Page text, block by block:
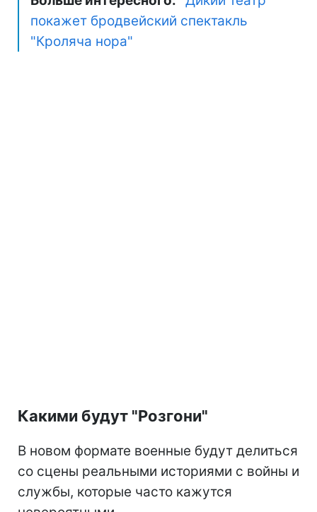
покажет бродвейский спектакль
"Кроляча нора"
Какими будут "Розгони"
В новом формате военные будут делиться
со сцены реальными историями с войны и
службы, которые часто кажутся